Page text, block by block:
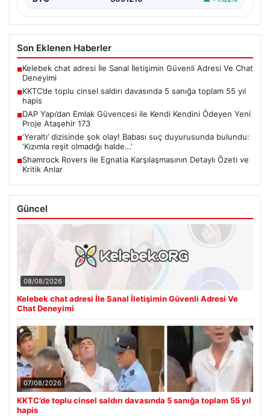
Son Eklenen Haberler
■Kelebek chat adresi İle Sanal İletişimin Güvenli Adresi Ve Chat
Deneyimi
■KKTC’de toplu cinsel saldırı davasında 5 sanığa toplam 55 yıl
hapis
■DAP Yapı’dan Emlak Güvencesi ile Kendi Kendini Ödeyen Yeni
Proje Ataşehir 173
■‘Yeraltı’ dizisinde şok olay! Babası suç duyurusunda bulundu:
‘Kızımla reşit olmadığı halde…’
■Shamrock Rovers ile Egnatia Karşılaşmasının Detaylı Özeti ve
Kritik Anlar
Güncel
08/08/2026
Kelebek chat adresi İle Sanal İletişimin Güvenli Adresi Ve
Chat Deneyimi
07/08/2026
KKTC’de toplu cinsel saldırı davasında 5 sanığa toplam 55 yıl
hapis